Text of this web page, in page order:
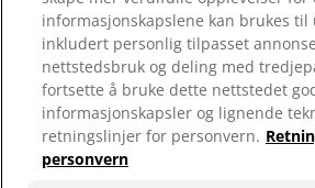
informasjonskapslene kan brukes til
inkludert personlig tilpasset
nettstedsbruk og deling med
fortsette å bruke dette nettstedet
informasjonskapsler og lignende
retningslinjer for personvern.
personvern